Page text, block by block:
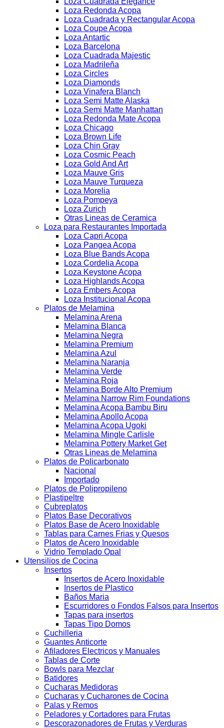
Loza Redonda Acopa
Loza Cuadrada y Rectangular Acopa
Loza Coupe Acopa
Loza Antartic
Loza Barcelona
Loza Cuadrada Majestic
Loza Madrileña
Loza Circles
Loza Diamonds
Loza Vinafera Blanch
Loza Semi Matte Alaska
Loza Semi Matte Manhattan
Loza Redonda Mate Acopa
Loza Chicago
Loza Brown Life
Loza Chin Gray
Loza Cosmic Peach
Loza Gold And Art
Loza Mauve Gris
Loza Mauve Turqueza
Loza Morelia
Loza Pompeya
Loza Zurich
Otras Lineas de Ceramica
Loza para Restaurantes Importada
Loza Capri Acopa
Loza Pangea Acopa
Loza Blue Bands Acopa
Loza Cordelia Acopa
Loza Keystone Acopa
Loza Highlands Acopa
Loza Embers Acopa
Loza Institucional Acopa
Platos de Melamina
Melamina Arena
Melamina Blanca
Melamina Negra
Melamina Premium
Melamina Azul
Melamina Naranja
Melamina Verde
Melamina Roja
Melamina Borde Alto Premium
Melamina Narrow Rim Foundations
Melamina Acopa Bambu Biru
Melamina Apollo Acopa
Melamina Acopa Ugoki
Melamina Mingle Carlisle
Melamina Pottery Market Get
Otras Lineas de Melamina
Platos de Policarbonato
Nacional
Importado
Platos de Polipropileno
Plastipeltre
Cubreplatos
Platos Base Decorativos
Platos Base de Acero Inoxidable
Tablas para Carnes Frias y Quesos
Platos de Acero Inoxidable
Vidrio Templado Opal
Utensilios de Cocina
Insertos
Insertos de Acero Inoxidable
Insertos de Plastico
Baños Maria
Escurridores o Fondos Falsos para Insertos
Tapas para insertos
Tapas Tipo Domos
Cuchilleria
Guantes Anticorte
Afiladores Electricos y Manuales
Tablas de Corte
Bowls para Mezclar
Batidores
Cucharas Medidoras
Cucharas y Cucharones de Cocina
Palas y Remos
Peladores y Cortadores para Frutas
Descorazonadores de Frutas y Verduras